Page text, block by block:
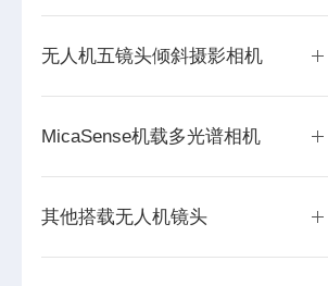
无人机五镜头倾斜摄影相机
MicaSense机载多光谱相机
其他搭载无人机镜头